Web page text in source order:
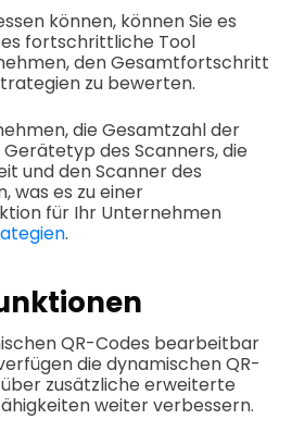
können, können Sie es
fortschrittliche Tool
den Gesamtfortschritt
zu bewerten.
die Gesamtzahl der
des Scanners, die
und den Scanner des
was es zu einer
für Ihr Unternehmen
.
QR-Codes bearbeitbar
die dynamischen QR-
über zusätzliche erweiterte
weiter verbessern.